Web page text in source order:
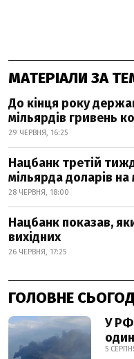
МАТЕРІАЛИ ЗА
До кінця року
мільярдів гривень
29 ЧЕРВНЯ, 16:25
Нацбанк третій
мільярда доларів
28 ЧЕРВНЯ, 18:00
Нацбанк показав,
вихідних
26 ЧЕРВНЯ, 17:25
ГОЛОВНЕ
У РФ
5